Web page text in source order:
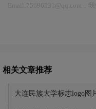
相关文章推荐
大连民族大学标志logo图